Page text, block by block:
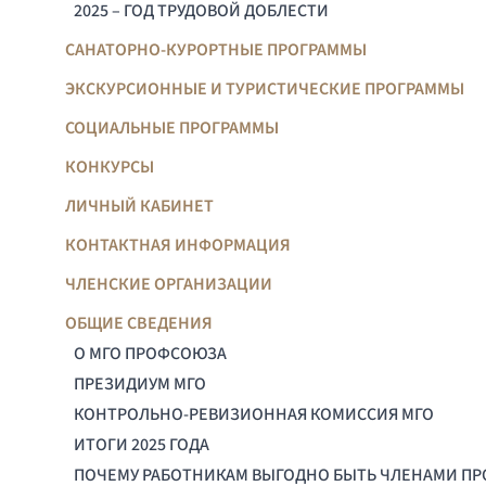
2025 – ГОД ТРУДОВОЙ ДОБЛЕСТИ
САНАТОРНО-КУРОРТНЫЕ ПРОГРАММЫ
ЭКСКУРСИОННЫЕ И ТУРИСТИЧЕСКИЕ ПРОГРАММЫ
СОЦИАЛЬНЫЕ ПРОГРАММЫ
КОНКУРСЫ
ЛИЧНЫЙ КАБИНЕТ
КОНТАКТНАЯ ИНФОРМАЦИЯ
ЧЛЕНСКИЕ ОРГАНИЗАЦИИ
ОБЩИЕ СВЕДЕНИЯ
О МГО ПРОФСОЮЗА
ПРЕЗИДИУМ МГО
КОНТРОЛЬНО-РЕВИЗИОННАЯ КОМИССИЯ МГО
ИТОГИ 2025 ГОДА
ПОЧЕМУ РАБОТНИКАМ ВЫГОДНО БЫТЬ ЧЛЕНАМИ